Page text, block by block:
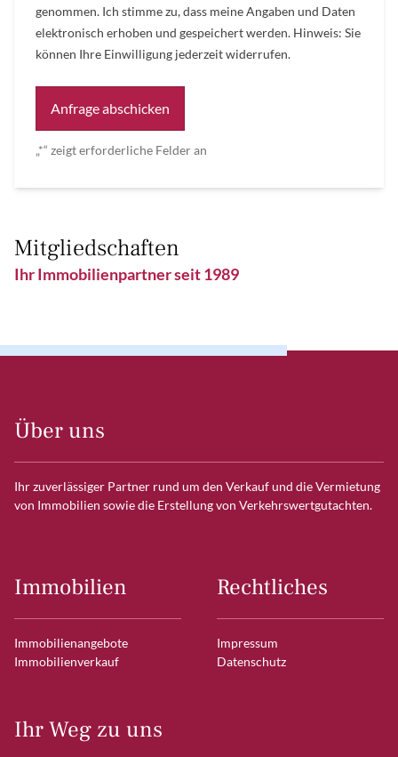
„*“ zeigt erforderliche Felder an
genommen. Ich stimme zu, dass meine Angaben und Daten
elektronisch erhoben und gespeichert werden. Hinweis: Sie
können Ihre Einwilligung jederzeit widerrufen.
Alternative:
Mitgliedschaften
Ihr Immobilienpartner seit 1989
Über uns
Ihr zuverlässiger Partner rund um den Verkauf und die Vermietung
von Immobilien sowie die Erstellung von Verkehrswertgutachten.
Immobilien
Immobilienangebote
Immobilienverkauf
Rechtliches
Impressum
Datenschutz
Ihr Weg zu uns